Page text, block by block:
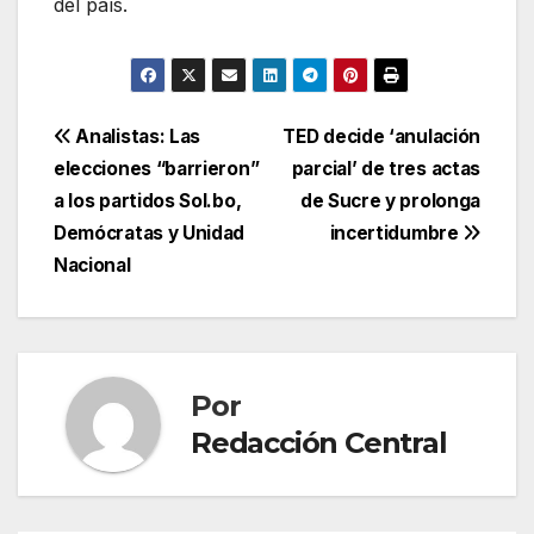
del país.
Navegación
de
entradas
TED decide ‘anulación
parcial’ de tres actas
de Sucre y prolonga
incertidumbre
Analistas: Las
elecciones “barrieron”
a los partidos Sol.bo,
Demócratas y Unidad
Nacional
Por
Redacción Central